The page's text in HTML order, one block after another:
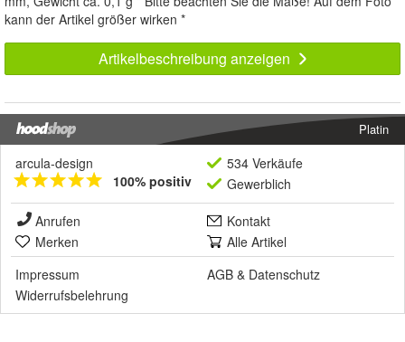
kann der Artikel größer wirken *
Artikelbeschreibung anzeigen
Platin
arcula-design
100% positiv
534 Verkäufe
Gewerblich
Anrufen
Kontakt
Merken
Alle Artikel
Impressum
AGB & Datenschutz
Widerrufsbelehrung